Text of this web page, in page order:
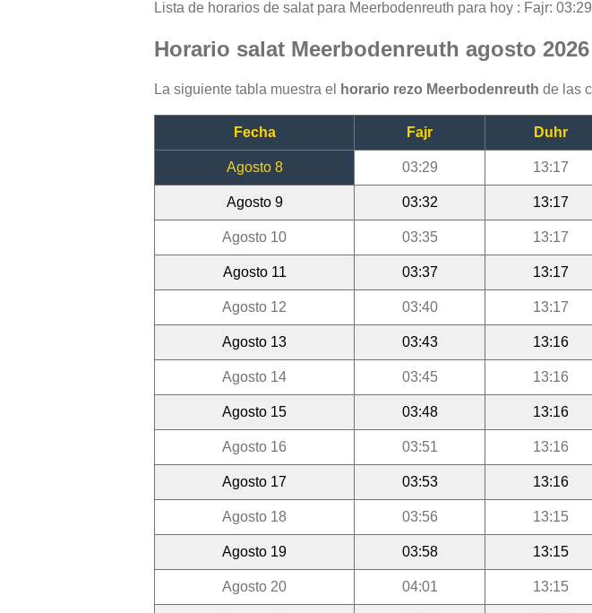
Lista de horarios de salat para Meerbodenreuth para hoy : Fajr:
Horario salat Meerbodenreuth agosto 2026
La siguiente tabla muestra el horario rezo Meerbodenreuth de las
Fecha Fajr Duhr
Agosto 8 03:29 13:17
Agosto 9 03:32 13:17
Agosto 10 03:35 13:17
Agosto 11 03:37 13:17
Agosto 12 03:40 13:17
Agosto 13 03:43 13:16
Agosto 14 03:45 13:16
Agosto 15 03:48 13:16
Agosto 16 03:51 13:16
Agosto 17 03:53 13:16
Agosto 18 03:56 13:15
Agosto 19 03:58 13:15
Agosto 20 04:01 13:15